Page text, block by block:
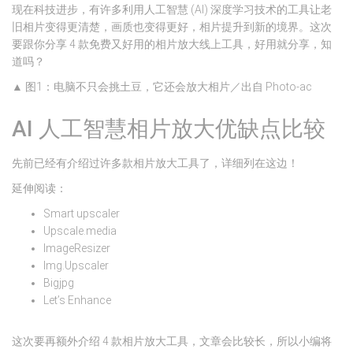
现在科技进步，有许多利用人工智慧 (AI) 深度学习技术的工具让老
旧相片变得更清楚，画质也变得更好，相片提升到新的境界。这次
要跟你分享 4 款免费又好用的相片放大线上工具，好用就分享，知
道吗？
▲ 图1：电脑不只会挑土豆，它还会放大相片／出自 Photo-ac
AI 人工智慧相片放大优缺点比较
先前已经有介绍过许多款相片放大工具了，详细列在这边！
延伸阅读：
Smart upscaler
Upscale.media
ImageResizer
Img.Upscaler
Bigjpg
Let’s Enhance
这次要再额外介绍 4 款相片放大工具，文章会比较长，所以小编将